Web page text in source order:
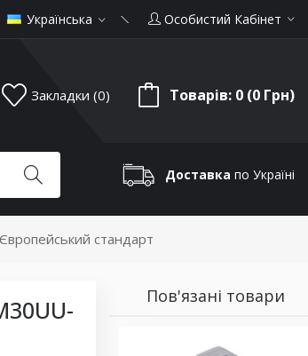
Українська Особистий Кабінет
Закладки (0) Товарів: 0 (0 Грн)
Доставка по Україні
стандарт
Пов'язані товари